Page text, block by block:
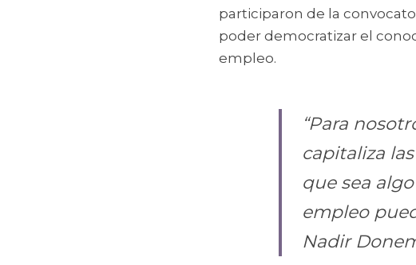
participaron de la
poder democratizar el
empleo.
“Para
capitaliza
que sea
empleo
Nadir